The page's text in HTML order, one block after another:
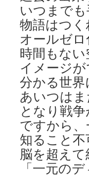
いつまで
物語はつく
オールゼ
時間もな
イメージが
分かる世
あいつはま
となり戦
ですから、
知ること
脳を超え
「一元の